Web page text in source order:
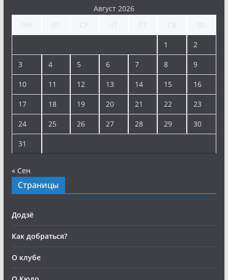
Август 2026
1 2
3 4 5 6 7 8 9
10 11 12 13 14 15 16
17 18 19 20 21 22 23
24 25 26 27 28 29 30
31
« Сен
Страницы
Додзё
Как добраться?
О клубе